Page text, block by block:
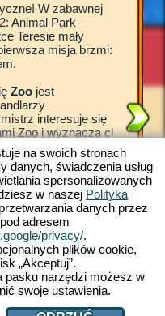
W zabawnej
Animal Park
Teresie mały
misja brzmi:
Zoojest
interesuje się
Zoo i wyznacza ci
zamknięciem. W
Zoo i
przeciwnym razie...
ciocię Tereskę
się ze wspaniałą
ogrodu
Cóż za
przed
grę Zoo.
na swoich stronach
danych, świadczenia usług
spersonalizowanych
w naszej Polityka
danych przez
adresem
privacy/.
plików cookie,
„Akceptuj”.
pasku narzędzi możesz w
swoje ustawienia.